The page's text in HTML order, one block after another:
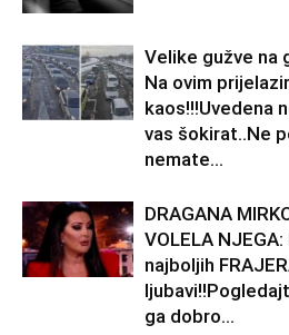
Velike gužve na
Na ovim
kaos!!!Uvedena
vas šokirat..Ne
nemate...
DRAGANA
VOLELA
najboljih
ga dobro...